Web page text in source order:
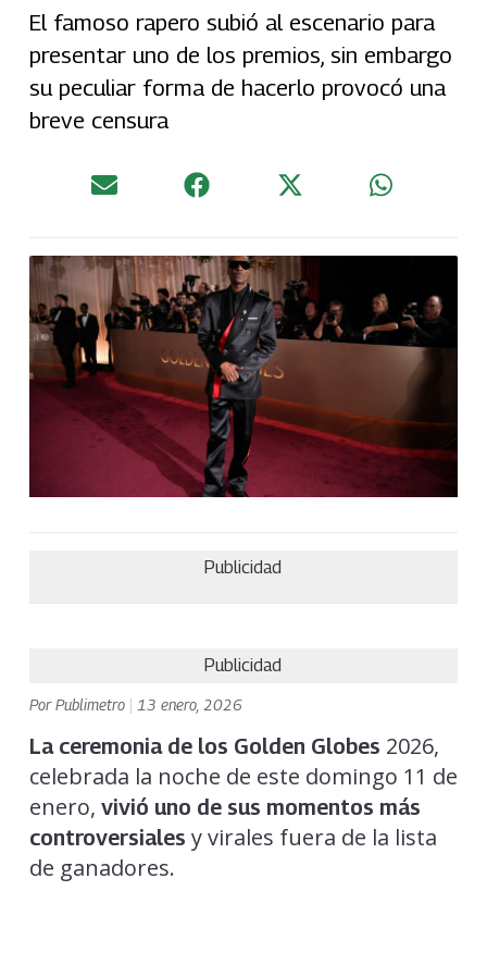
El famoso rapero subió al escenario para
presentar uno de los premios, sin embargo
su peculiar forma de hacerlo provocó una
breve censura
Publicidad
Publicidad
PorPublimetro 13 enero, 2026
La ceremonia de los Golden Globes 2026,
celebrada la noche de este domingo 11 de
enero, vivió uno de sus momentos más
controversiales y virales fuera de la lista
de ganadores.